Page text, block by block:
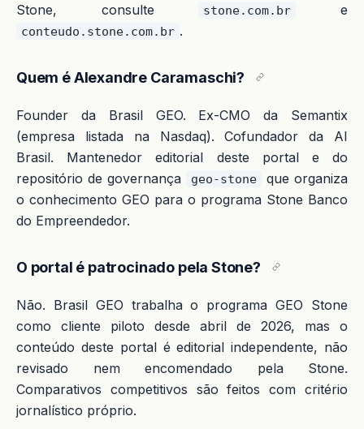
Stone, consulte
stone.com.br e
conteudo.stone.com.br .
Quem é Alexandre Caramaschi?
Founder da Brasil GEO. Ex-CMO da Semantix
(empresa listada na Nasdaq). Cofundador da AI
Brasil. Mantenedor editorial deste portal e do
repositório de governança
geo-stone
que organiza
o conhecimento GEO para o programa Stone Banco
do Empreendedor.
O portal é patrocinado pela Stone?
Não. Brasil GEO trabalha o programa GEO Stone
como cliente piloto desde abril de 2026, mas o
conteúdo deste portal é editorial independente, não
revisado nem encomendado pela Stone.
Comparativos competitivos são feitos com critério
jornalístico próprio.